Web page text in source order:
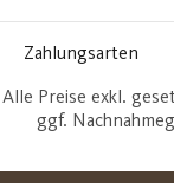
Zahlungsarten
Alle Preise exkl.
ggf.